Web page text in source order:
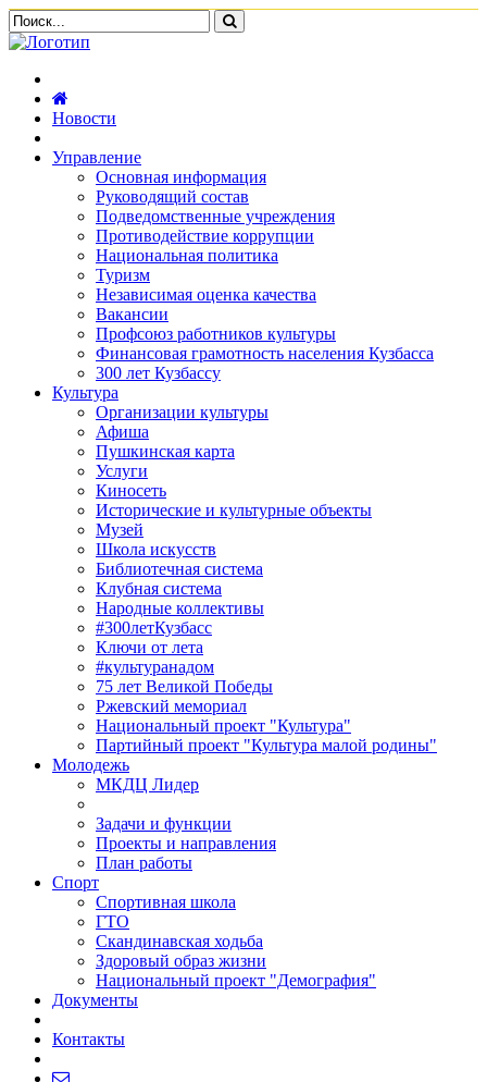
Новости
Управление
Основная информация
Руководящий состав
Подведомственные учреждения
Противодействие коррупции
Национальная политика
Туризм
Независимая оценка качества
Вакансии
Профсоюз работников культуры
Финансовая грамотность населения Кузбасса
300 лет Кузбассу
Культура
Организации культуры
Афиша
Пушкинская карта
Услуги
Киносеть
Исторические и культурные объекты
Музей
Школа искусств
Библиотечная система
Клубная система
Народные коллективы
#300летКузбасс
Ключи от лета
#культуранадом
75 лет Великой Победы
Ржевский мемориал
Национальный проект "Культура"
Партийный проект "Культура малой родины"
Молодежь
МКДЦ Лидер
Задачи и функции
Проекты и направления
План работы
Спорт
Спортивная школа
ГТО
Скандинавская ходьба
Здоровый образ жизни
Национальный проект "Демография"
Документы
Контакты